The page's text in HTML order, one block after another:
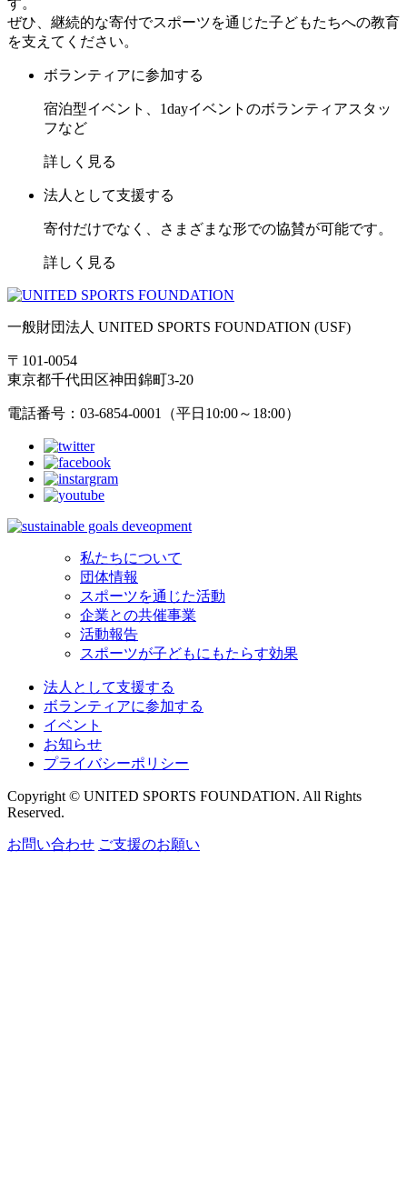
す。
ぜひ、継続的な寄付でスポーツを通じた子どもたちへの教育
を支えてください。
ボランティアに参加する
宿泊型イベント、1dayイベントのボランティアスタッ
フなど
詳しく見る
法人として支援する
寄付だけでなく、さまざまな形での協賛が可能です。
詳しく見る
一般財団法人 UNITED SPORTS FOUNDATION (USF)
〒101-0054
東京都千代田区神田錦町3-20
電話番号：03-6854-0001（平日10:00～18:00）
私たちについて
団体情報
スポーツを通じた活動
企業との共催事業
活動報告
スポーツが子どもにもたらす効果
法人として支援する
ボランティアに参加する
イベント
お知らせ
プライバシーポリシー
Copyright © UNITED SPORTS FOUNDATION. All Rights
Reserved.
お問い合わせ ご支援のお願い